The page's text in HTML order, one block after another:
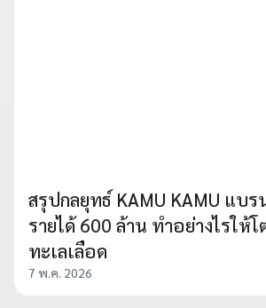
สรุปกลยุทธ์ KAMU KAMU แบ
รายได้ 600 ล้าน ทำอย่างไรให้โ
ทะเลเลือด
7 พ.ค. 2026